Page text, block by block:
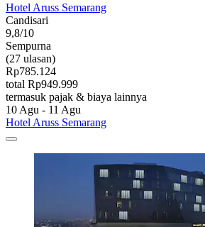
Hotel Aruss Semarang
Candisari
9,8/10
Sempurna
(27 ulasan)
Rp785.124
total Rp949.999
termasuk pajak & biaya lainnya
10 Agu - 11 Agu
Hotel Aruss Semarang